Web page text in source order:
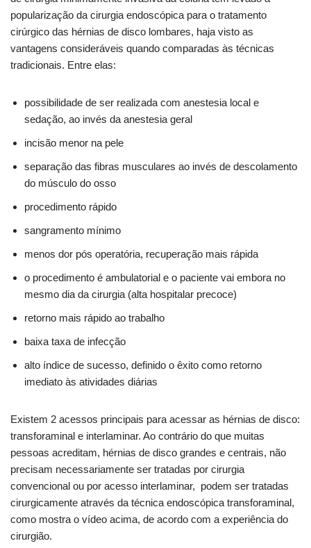
popularização da cirurgia endoscópica para o tratamento
cirúrgico das hérnias de disco lombares, haja visto as
vantagens consideráveis quando comparadas às técnicas
tradicionais. Entre elas:
possibilidade de ser realizada com anestesia local e
sedação, ao invés da anestesia geral
incisão menor na pele
separação das fibras musculares ao invés de descolamento
do músculo do osso
procedimento rápido
sangramento mínimo
menos dor pós operatória, recuperação mais rápida
o procedimento é ambulatorial e o paciente vai embora no
mesmo dia da cirurgia (alta hospitalar precoce)
retorno mais rápido ao trabalho
baixa taxa de infecção
alto índice de sucesso, definido o êxito como retorno
imediato às atividades diárias
Existem 2 acessos principais para acessar as hérnias de disco:
transforaminal e interlaminar. Ao contrário do que muitas
pessoas acreditam, hérnias de disco grandes e centrais, não
precisam necessariamente ser tratadas por cirurgia
convencional ou por acesso interlaminar, podem ser tratadas
cirurgicamente através da técnica endoscópica transforaminal,
como mostra o vídeo acima, de acordo com a experiência do
cirurgião.